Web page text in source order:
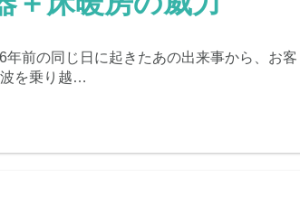
年前の同じ日に起きたあの出来事から、お客
を乗り越…